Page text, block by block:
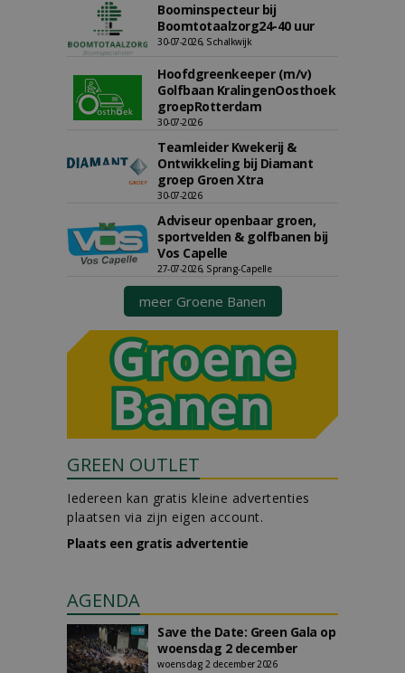
Boominspecteur bij
Boomtotaalzorg24-40 uur
30-07-2026, Schalkwijk
Hoofdgreenkeeper (m/v)
Golfbaan KralingenOosthoek
groepRotterdam
30-07-2026
Teamleider Kwekerij &
Ontwikkeling bij Diamant
groep Groen Xtra
30-07-2026
Adviseur openbaar groen,
sportvelden & golfbanen bij
Vos Capelle
27-07-2026, Sprang-Capelle
meer Groene Banen
GREEN OUTLET
Iedereen kan gratis kleine advertenties
plaatsen via zijn eigen account.
Plaats een gratis advertentie
AGENDA
Save the Date: Green Gala op
woensdag 2 december
woensdag 2 december 2026